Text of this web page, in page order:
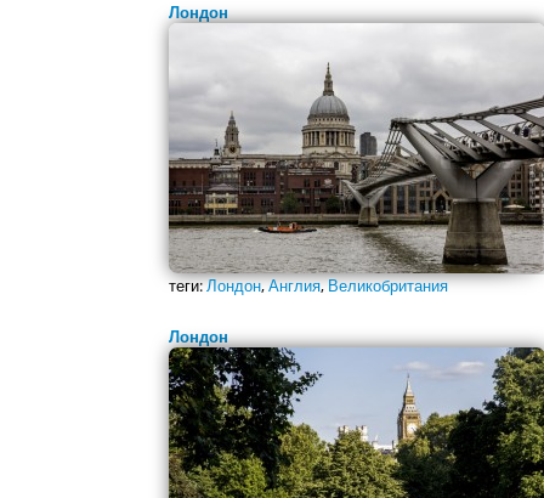
Лондон
теги:Лондон,Англия,Великобритания
Лондон